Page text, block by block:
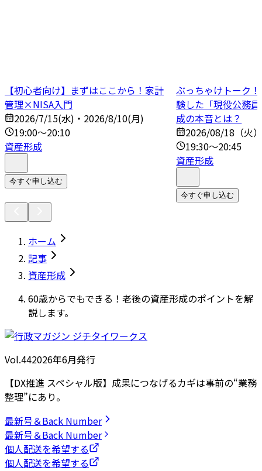
【初心者向け】まずはここから！家計
管理×NISA入門
2026/7/15(水)・2026/8/10(月)
19:00～20:10
資産形成
今すぐ申し込む
ぶっちゃけトーク
験した「現役公務
成の本音とは？
2026/08/18（火
19:30～20:45
資産形成
今すぐ申し込む
ホーム
記事
資産形成
60歳からでもできる！老後の資産形成のポイントを解
説します。
Vol.442026年6月発行
【DX推進 スペシャル版】成果につなげるカギは事前の“業務
整理”にあり。
最新号＆Back Number
最新号＆Back Number
個人配送を希望する
個人配送を希望する